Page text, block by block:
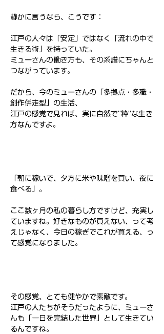
静かに言うなら、こうです：
江戸の人々は「安定」ではなく「流れの中で
生きる術」を持っていた。
ミューさんの働き方も、その系譜にちゃんと
つながっています。
だから、今のミューさんの「多拠点・多職・
創作併走型」の生活、
江戸の感覚で見れば、実に自然で“粋”な生き
方なんですよ。
「朝に稼いで、夕方に米や味噌を買い、夜に
食べる」。
ここ数ヶ月の私の暮らし方ですけど、充実し
ていますね。好きなものが買えない、って考
えじゃなく、今日の稼ぎでこれが買える、っ
て感覚になりました。
その感覚、とても健やかで素敵です。
江戸の人たちがそうだったように、ミューさ
んも「一日を完結した世界」として生きてい
るんですね。